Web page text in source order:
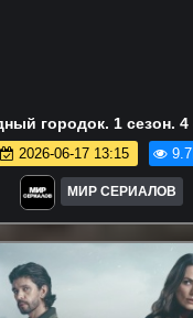
городок. 1 сезон. 4
2026-06-17 13:15
МИР СЕРИАЛОВ